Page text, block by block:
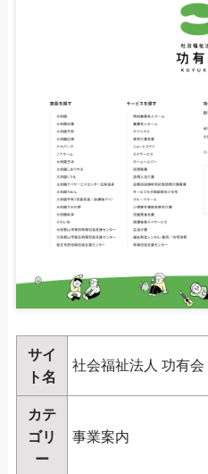
サイ
ト名
社会福祉法人 功有会
カテ
ゴリ
ー
事業案内